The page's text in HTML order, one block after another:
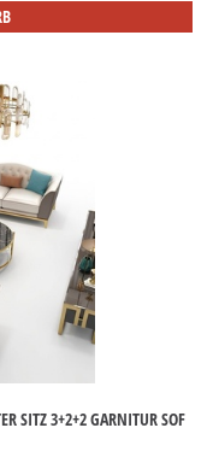
SITZ 3+2+2 GARNITUR SOF